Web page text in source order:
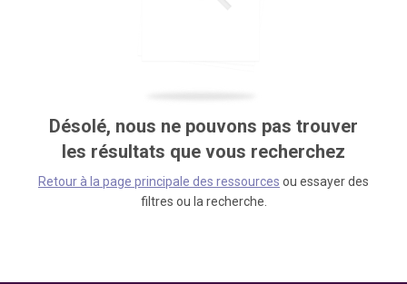
Désolé, nous ne pouvons pas trouver
les résultats que vous recherchez
Retour à la page principale des ressources ou essayer des
filtres ou la recherche.